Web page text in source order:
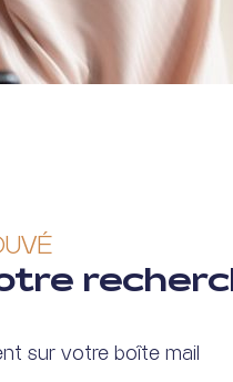
sur votre boîte mail